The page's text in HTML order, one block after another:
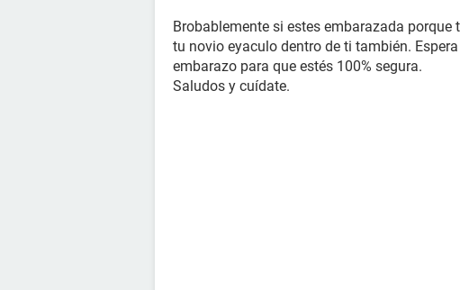
Brobablemente si estes embarazada
tu novio eyaculo dentro de ti también.
embarazo para que estés 100% segura.
Saludos y cuídate.